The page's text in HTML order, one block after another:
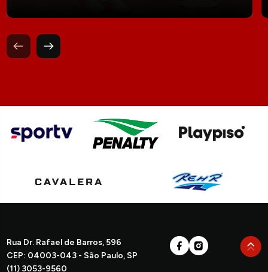
Rua Dr. Rafael de Barros, 596
CEP: 04003-043 - São Paulo, SP
(11) 3053-9560